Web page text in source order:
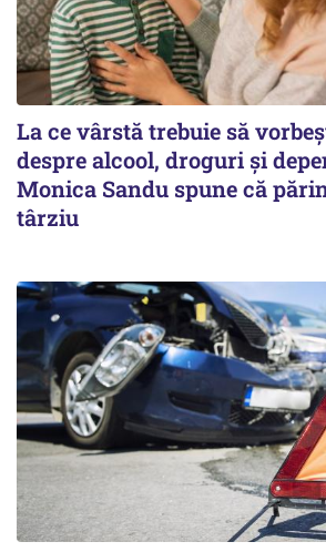
La ce vârstă trebuie să
despre alcool, droguri și
Monica Sandu spune că
târziu